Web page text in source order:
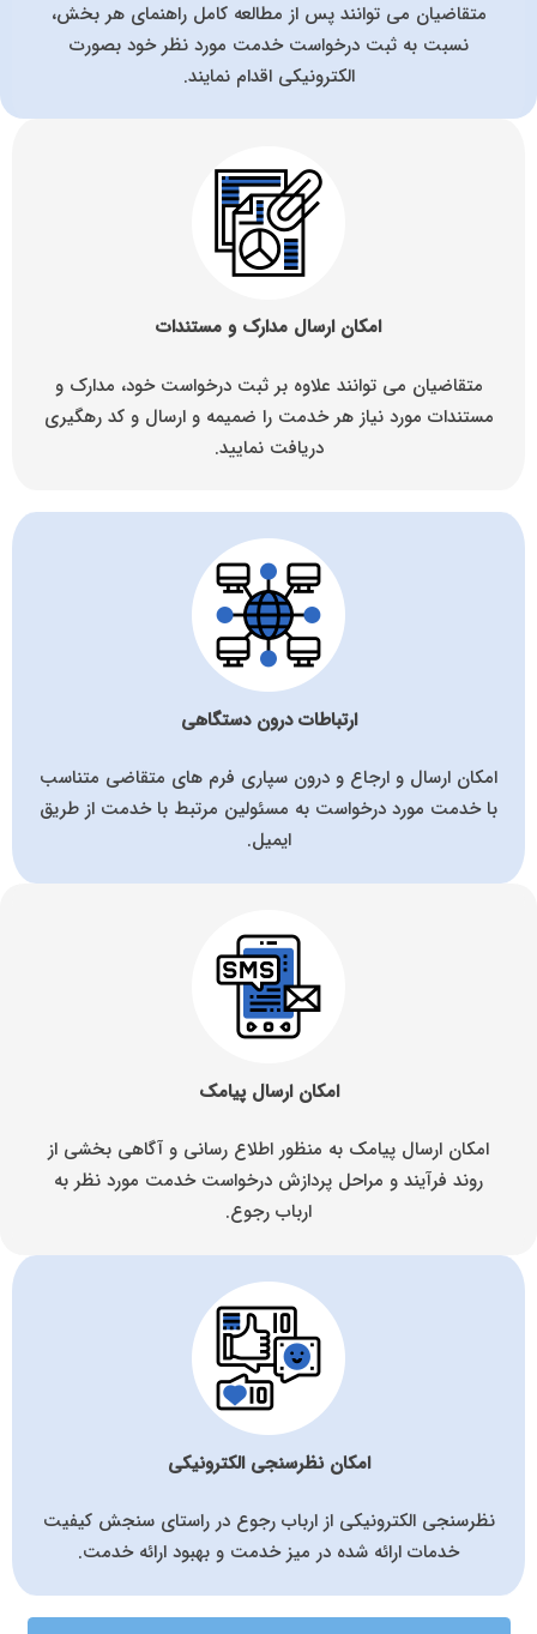
متقاضیان می توانند پس از مطالعه کامل راهنمای هر بخش،
نسبت به ثبت درخواست خدمت مورد نظر خود بصورت
الکترونیکی اقدام نمایند.
امکان ارسال مدارک و مستندات
متقاضیان می توانند علاوه بر ثبت درخواست خود، مدارک و
مستندات مورد نیاز هر خدمت را ضمیمه و ارسال و کد رهگیری
دریافت نمایید.
ارتباطات درون دستگاهی
امکان ارسال و ارجاع و درون سپاری فرم های متقاضی متناسب
با خدمت مورد درخواست به مسئولین مرتبط با خدمت از طریق
ایمیل.
امکان ارسال پیامک
امکان ارسال پیامک به منظور اطلاع رسانی و آگاهی بخشی از
روند فرآیند و مراحل پردازش درخواست خدمت مورد نظر به
ارباب رجوع.
امکان نظرسنجی الکترونیکی
نظرسنجی الکترونیکی از ارباب رجوع در راستای سنجش کیفیت
خدمات ارائه شده در میز خدمت و بهبود ارائه خدمت.